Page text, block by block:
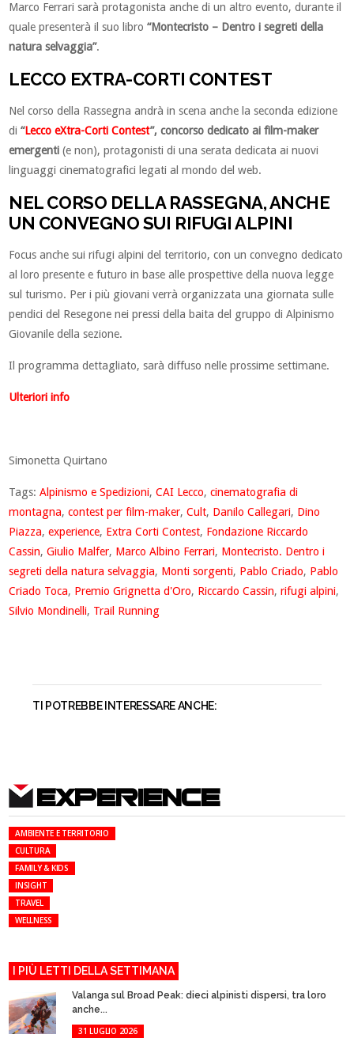
Marco Ferrari sarà protagonista anche di un altro evento, durante il
quale presenterà il suo libro“Montecristo – Dentro i segreti della
natura selvaggia”.
LECCO EXTRA-CORTI CONTEST
Nel corso della Rassegna andrà in scena anche la seconda edizione
di“Lecco eXtra-Corti Contest”, concorso dedicato ai film-maker
emergenti (e non), protagonisti di una serata dedicata ai nuovi
linguaggi cinematografici legati al mondo del web.
NEL CORSO DELLA RASSEGNA, ANCHE
UN CONVEGNO SUI RIFUGI ALPINI
Focus anche sui rifugi alpini del territorio, con un convegno dedicato
al loro presente e futuro in base alle prospettive della nuova legge
sul turismo. Per i più giovani verrà organizzata una giornata sulle
pendici del Resegone nei pressi della baita del gruppo di Alpinismo
Giovanile della sezione.
Il programma dettagliato, sarà diffuso nelle prossime settimane.
Ulteriori info
Simonetta Quirtano
Tags:Alpinismo e Spedizioni,CAI Lecco,cinematografia di
montagna,contest per film-maker,Cult, Danilo Callegari, Dino
Piazza,experience, Extra Corti Contest, Fondazione Riccardo
Cassin,Giulio Malfer, Marco Albino Ferrari, Montecristo. Dentro i
segreti della natura selvaggia, Monti sorgenti, Pablo Criado, Pablo
Criado Toca, Premio Grignetta d'Oro, Riccardo Cassin,rifugi alpini,
Silvio Mondinelli, Trail Running
TI POTREBBE INTERESSARE ANCHE:
EXPERIENCE
AMBIENTE E TERRITORIO
CULTURA
FAMILY & KIDS
INSIGHT
TRAVEL
WELLNESS
I PIÙ LETTI DELLA SETTIMANA
Valanga sul Broad Peak: dieci alpinisti dispersi, tra loro
anche...
31 LUGLIO 2026